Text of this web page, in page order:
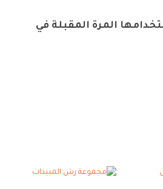
المرة المقبلة في